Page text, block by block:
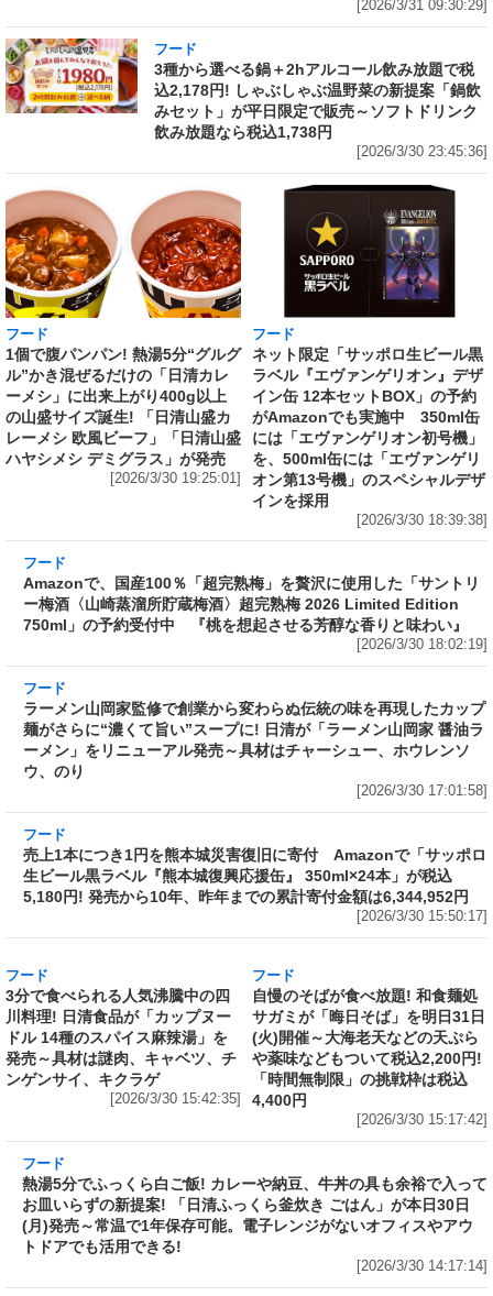
[2026/3/31 09:30:29]
フード
3種から選べる鍋＋2hアルコール飲み放題で税
込2,178円! しゃぶしゃぶ温野菜の新提案「鍋飲
みセット」が平日限定で販売～ソフトドリンク
飲み放題なら税込1,738円
[2026/3/30 23:45:36]
フード
1個で腹パンパン! 熱湯5分“グルグ
ル”かき混ぜるだけの「日清カレ
ーメシ」に出来上がり400g以上
の山盛サイズ誕生! 「日清山盛カ
レーメシ 欧風ビーフ」「日清山盛
ハヤシメシ デミグラス」が発売
[2026/3/30 19:25:01]
フード
ネット限定「サッポロ生ビール黒
ラベル『エヴァンゲリオン』デザ
イン缶 12本セットBOX」の予約
がAmazonでも実施中 350ml缶
には「エヴァンゲリオン初号機」
を、500ml缶には「エヴァンゲリ
オン第13号機」のスペシャルデザ
インを採用
[2026/3/30 18:39:38]
Amazonで、国産100％「超完熟梅」を贅沢に使
用した「サントリー梅酒〈山崎蒸溜所貯蔵梅
酒〉超完熟梅 2026 Limited Edition 750ml」の
予約受付中 『桃を想起させる芳醇な香りと味
わい』
フード
ラーメン山岡家監修で創業から変わらぬ伝統の
ープに! 日清が「ラーメン山岡家 醤油ラーメ
ン」をリニューアル発売～具材はチャーシュ
[2026/3/30 17:01:58]
フード
売上1本につき1円を熊本城災害復旧に寄付
Amazonで「サッポロ生ビール黒ラベル『熊本
発売から10年、昨年までの累計寄付金額は
6,344,952円
[2026/3/30 15:50:17]
フード
3分で食べられる人気沸騰中の四
川料理! 日清食品が「カップヌー
発売～具材は謎肉、キャベツ、チ
フード
自慢のそばが食べ放題! 和食麺処
(火)開催～大海老天などの天ぷら
や薬味などもついて税込2,200円!